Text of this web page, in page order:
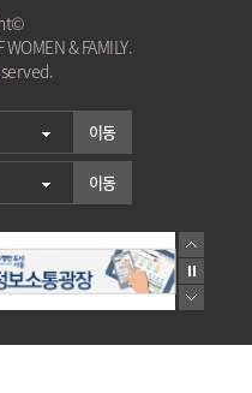
& FAMILY.
이동
이동